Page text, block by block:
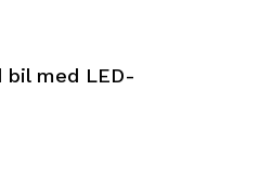
bil med LED-